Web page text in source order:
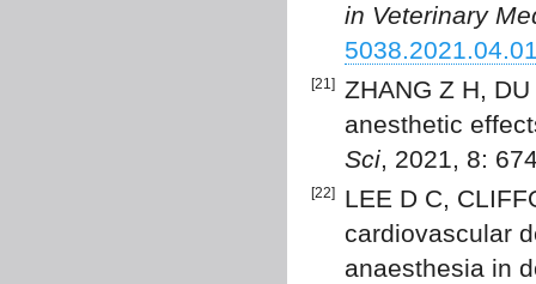
in Veterinary
[21]
ZHANG Z H,
anesthetic
Sci, 2021, 8:
[22]
LEE D C,
cardiovascular
anaesthesia in